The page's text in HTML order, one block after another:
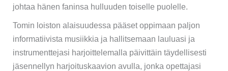
johtaa hänen faninsa hulluuden toiselle puolelle.
Tomin loiston alaisuudessa pääset oppimaan paljon
informatiivista musiikkia ja hallitsemaan lauluasi ja
instrumenttejasi harjoittelemalla päivittäin täydellisesti
jäsennellyn harjoituskaavion avulla, jonka opettajasi